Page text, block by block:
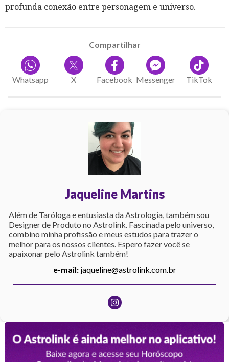
profunda conexão entre personagem e universo.
Compartilhar
Whatsapp X Facebook Messenger TikTok
Jaqueline Martins
Além de Taróloga e entusiasta da Astrologia, também sou
Designer de Produto no Astrolink. Fascinada pelo universo,
combino minha profissão e meus estudos para trazer o
melhor para os nossos clientes. Espero fazer você se
apaixonar pelo Astrolink também!
e-mail: jaqueline@astrolink.com.br